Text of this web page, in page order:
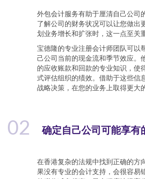
外包会计服务有助于厘清自己公司
了解公司的财务状况可以让您做出
划业务增长和扩张时，这一点至关
宝德隆的专业注册会计师团队可以
己公司当前的现金流和季节效应。
的应收账款和回款的专业知识，使
式评估组织的绩效。借助于这些信
战略决策，在您的业务上取得更大
02 确定自己公司可能享有
在香港复杂的法规中找到正确的方
果没有专业的会计支持，会很容易